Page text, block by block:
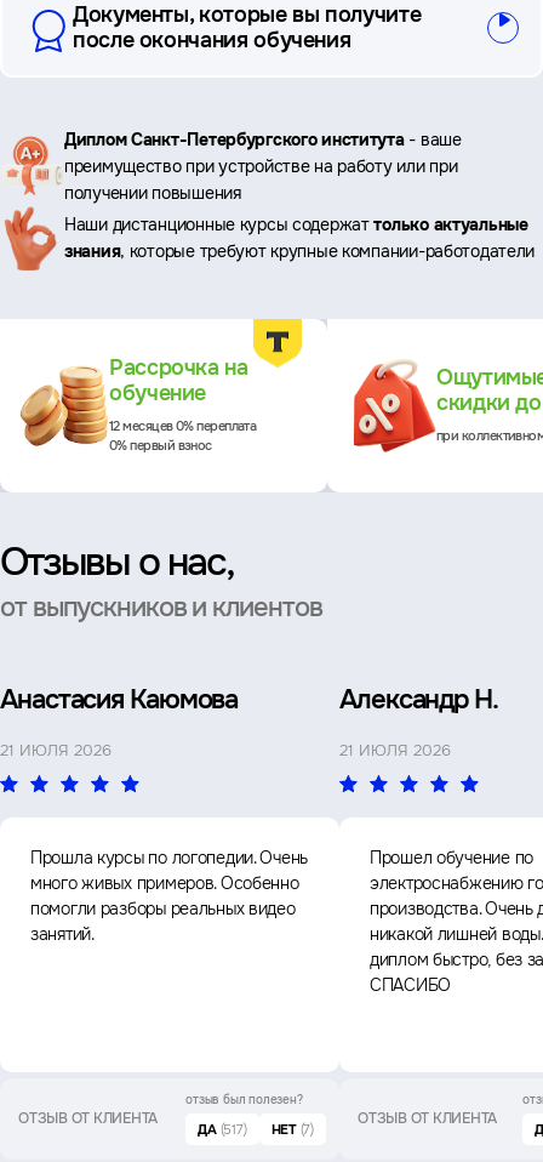
Документы, которые вы получите
после окончания обучения
Ключевые
преимущества
Диплом Санкт-Петербургского института- ваше
преимущество при устройстве на работу или при
получении повышения
Наши дистанционные курсы содержаттолько актуальные
знания, которые требуют крупные компании-работодатели
Рассрочка на
обучение
12 месяцев 0% переплата
0% первый взнос
скидки
при
Отзывы о нас,
от выпускников и клиентов
Анастасия Каюмова
21 ИЮЛЯ 2026
Прошла курсы по логопедии. Очень
много живых примеров. Особенно
помогли разборы реальных видео
занятий.
ОТЗЫВ ОТ КЛИЕНТА
отзыв был полезен?
ДА (517) НЕТ (7)
Александр Н.
21 ИЮЛЯ 2026
Прошел обучение по
электроснабжению
производства. Очень
никакой лишней
диплом быстро, без
СПАСИБО
ОТЗЫВ ОТ КЛИЕНТА